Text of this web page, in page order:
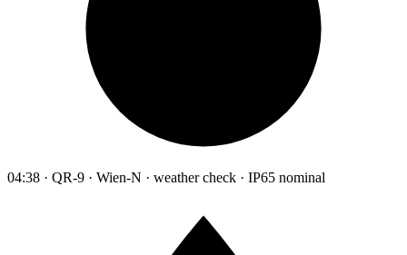
04:38 · QR-9 · Wien-N · weather check · IP65 nominal